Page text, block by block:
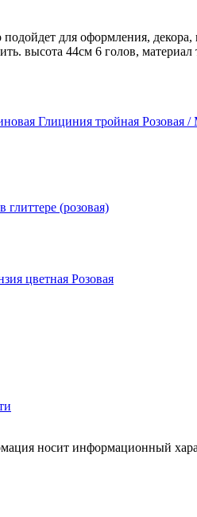
для оформления,
высота 44см 6 голов, материал
Глициния тройная Розовая /
глиттере (розовая)
цветная Розовая
носит информационный